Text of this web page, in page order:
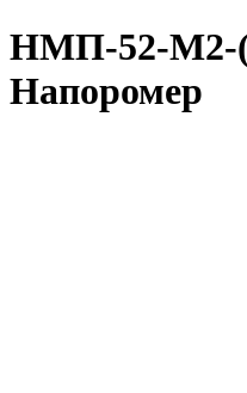
НМП-52-М2-
Напоромер